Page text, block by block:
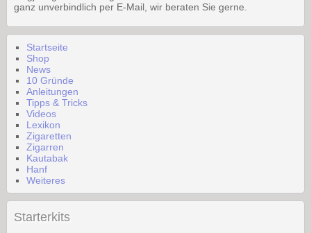
ganz unverbindlich per E-Mail, wir beraten Sie gerne.
Startseite
Shop
News
10 Gründe
Anleitungen
Tipps & Tricks
Videos
Lexikon
Zigaretten
Zigarren
Kautabak
Hanf
Weiteres
Starterkits